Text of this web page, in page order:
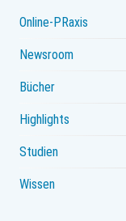
Online-PRaxis
Newsroom
Bücher
Highlights
Studien
Wissen